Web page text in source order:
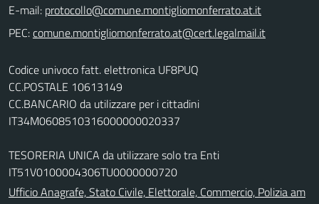
E-mail:
PEC:
Codice univoco fatt. elettronica UF8PUQ
CC.POSTALE 10613149
CC.BANCARIO da utilizzare per i cittadini
IT34M0608510316000000020337
TESORERIA UNICA da utilizzare solo tra Enti
IT51V0100004306TU0000000720
Ufficio Anagrafe, Stato Civile, Elettorale, Commercio, Polizia am